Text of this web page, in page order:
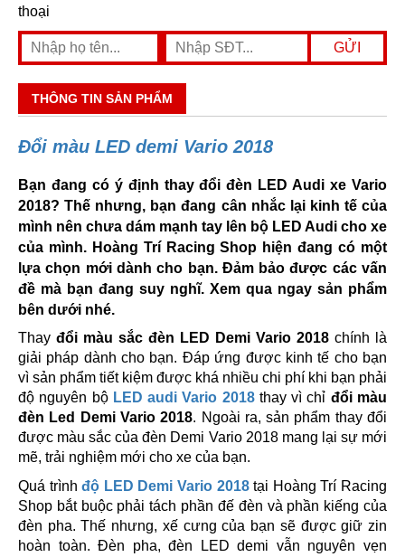
thoại
THÔNG TIN SẢN PHẨM
Đổi màu LED demi Vario 2018
Bạn đang có ý định thay đổi đèn LED Audi xe Vario
2018? Thế nhưng, bạn đang cân nhắc lại kinh tế của
mình nên chưa dám mạnh tay lên bộ LED Audi cho xe
của mình. Hoàng Trí Racing Shop hiện đang có một
lựa chọn mới dành cho bạn. Đảm bảo được các vấn
đề mà bạn đang suy nghĩ. Xem qua ngay sản phẩm
bên dưới nhé.
Thay đổi màu sắc đèn LED Demi Vario 2018 chính là
giải pháp dành cho bạn. Đáp ứng được kinh tế cho bạn
vì sản phẩm tiết kiệm được khá nhiều chi phí khi bạn phải
độ nguyên bộ LED audi Vario 2018thay vì chỉ đổi màu
đèn Led Demi Vario 2018. Ngoài ra, sản phẩm thay đổi
được màu sắc của đèn Demi Vario 2018 mang lại sự mới
mẽ, trải nghiệm mới cho xe của bạn.
Quá trìnhđộ LED Demi Vario 2018tại Hoàng Trí Racing
Shop bắt buộc phải tách phần đế đèn và phần kiếng của
đèn pha. Thế nhưng, xế cưng của bạn sẽ được giữ zin
hoàn toàn. Đèn pha, đèn LED demi vẫn nguyên vẹn